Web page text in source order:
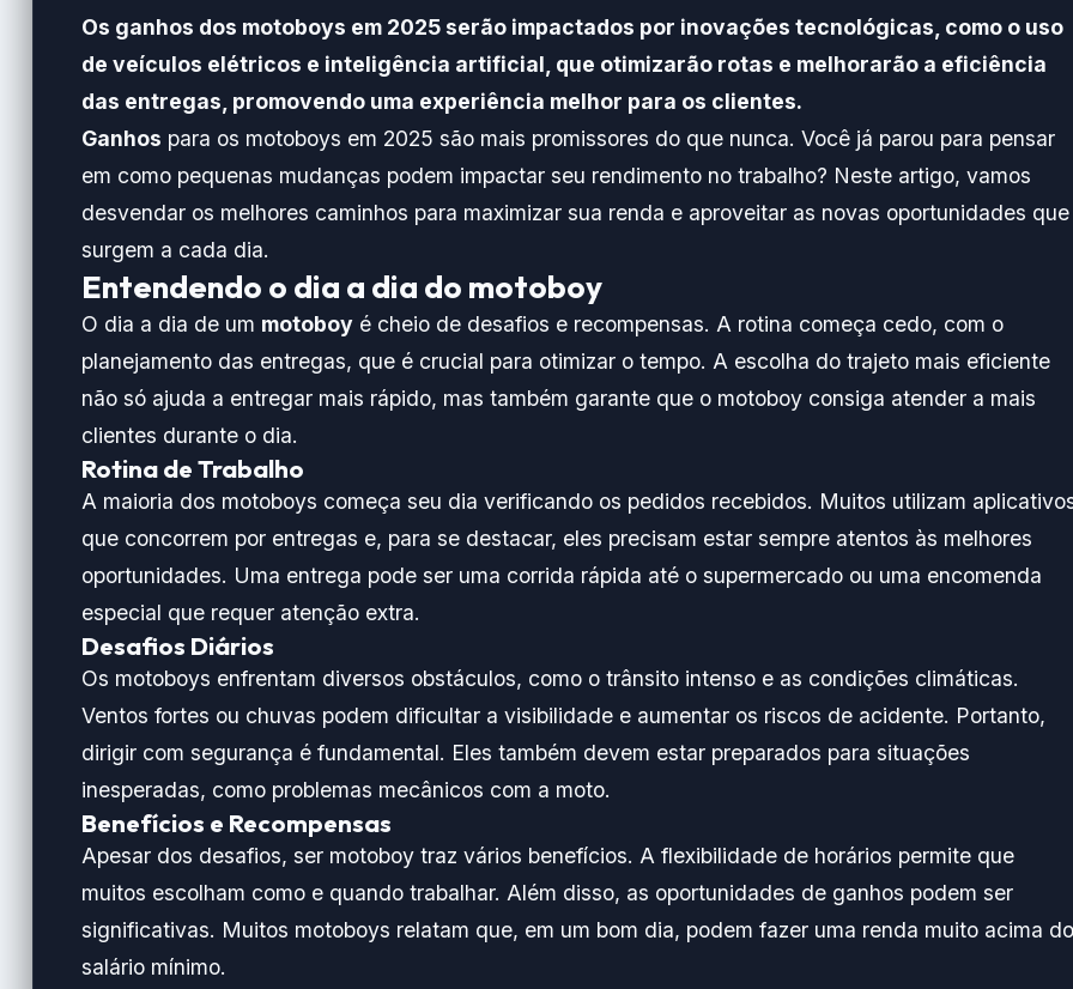
Os ganhos dos motoboys em 2025 serão impactados por inovações tecnológicas, como o uso
de veículos elétricos e inteligência artificial, que otimizarão rotas e melhorarão a eficiência
das entregas, promovendo uma experiência melhor para os clientes.
Ganhos para os motoboys em 2025 são mais promissores do que nunca. Você já parou para pensar
em como pequenas mudanças podem impactar seu rendimento no trabalho? Neste artigo, vamos
desvendar os melhores caminhos para maximizar sua renda e aproveitar as novas oportunidades que
surgem a cada dia.
Entendendo o dia a dia do motoboy
O dia a dia de um motoboyé cheio de desafios e recompensas. A rotina começa cedo, com o
planejamento das entregas, que é crucial para otimizar o tempo. A escolha do trajeto mais eficiente
não só ajuda a entregar mais rápido, mas também garante que o motoboy consiga atender a mais
clientes durante o dia.
Rotina de Trabalho
A maioria dos motoboys começa seu dia verificando os pedidos recebidos. Muitos utilizam
que concorrem por entregas e, para se destacar, eles precisam estar sempre atentos às melhores
oportunidades. Uma entrega pode ser uma corrida rápida até o supermercado ou uma encomenda
especial que requer atenção extra.
Desafios Diários
Os motoboys enfrentam diversos obstáculos, como o trânsito intenso e as condições climáticas.
Ventos fortes ou chuvas podem dificultar a visibilidade e aumentar os riscos de acidente. Portanto,
dirigir com segurança é fundamental. Eles também devem estar preparados para situações
inesperadas, como problemas mecânicos com a moto.
Benefícios e Recompensas
Apesar dos desafios, ser motoboy traz vários benefícios. A flexibilidade de horários permite que
muitos escolham como e quando trabalhar. Além disso, as oportunidades de ganhos podem ser
significativas. Muitos motoboys relatam que, em um bom dia, podem fazer uma renda muito acima do
salário mínimo.